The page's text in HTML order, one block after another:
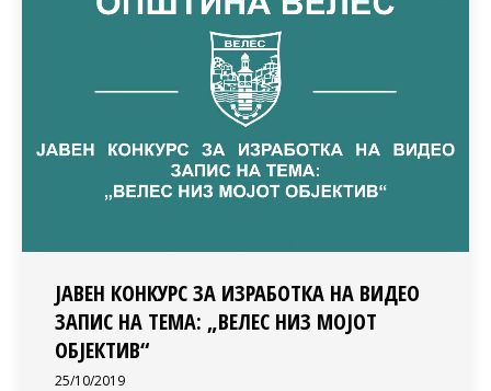
ЈАВЕН КОНКУРС ЗА ИЗРАБОТКА НА ВИДЕО
ЗАПИС НА ТЕМА: „ВЕЛЕС НИЗ МОЈОТ
ОБЈЕКТИВ“
25/10/2019